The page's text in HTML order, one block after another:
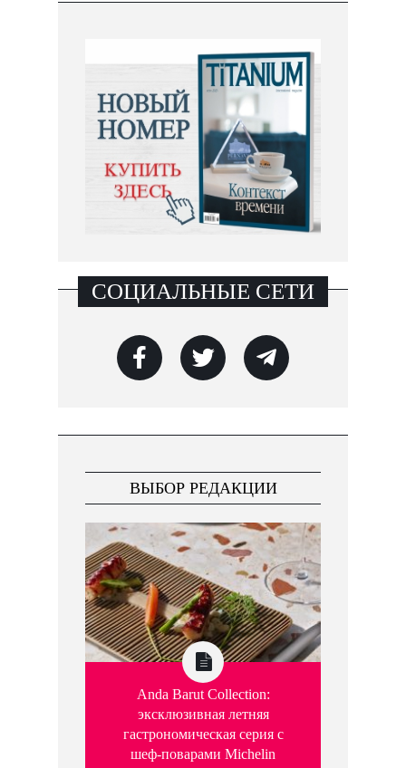
СОЦИАЛЬНЫЕ СЕТИ
ВЫБОР РЕДАКЦИИ
Anda Barut Collection:
эксклюзивная летняя
гастрономическая серия с
шеф-поварами Michelin